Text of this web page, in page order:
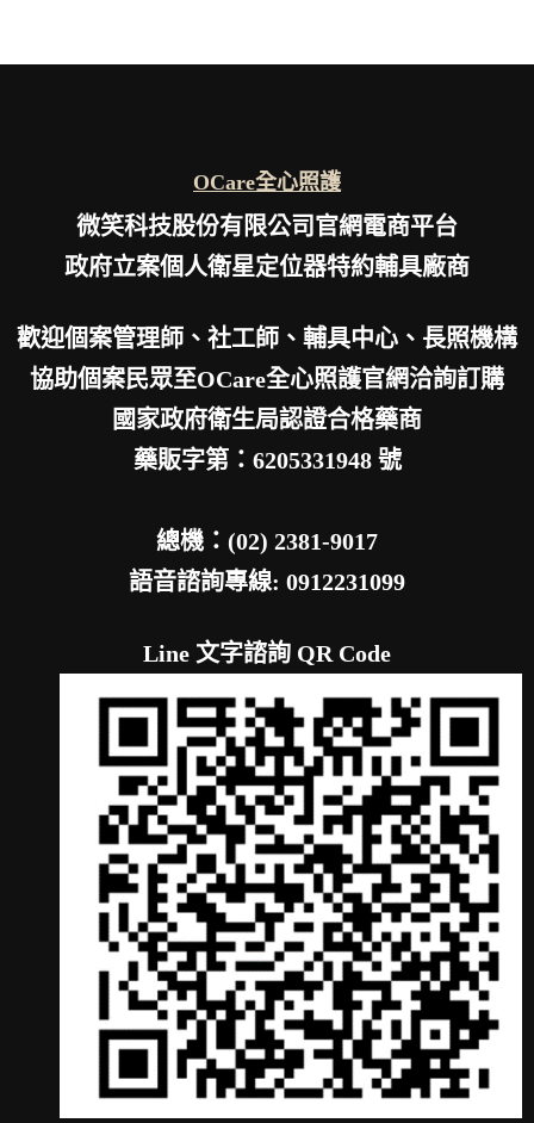
OCare全心照護
微笑科技股份有限公司官網電商平台
政府立案個人衛星定位器特約輔具廠商
歡迎個案管理師、社工師、輔具中心、長照機構
協助個案民眾至OCare全心照護官網洽詢訂購
國家政府衛生局認證合格藥商
藥販字第：6205331948 號
總機：(02) 2381-9017
語音諮詢專線: 0912231099
Line 文字諮詢 QR Code